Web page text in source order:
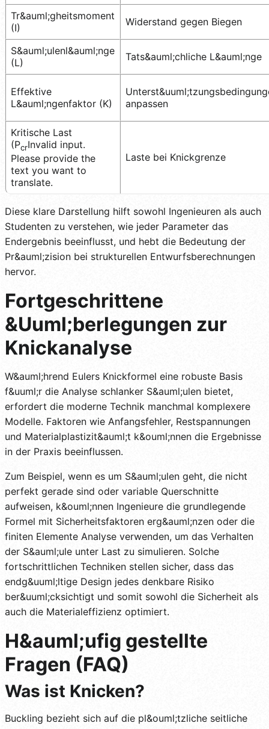
Tr&auml;gheitsmoment
(I)
Widerstand gegen Biegen
S&auml;ulenl&auml;nge
(L)
Tats&auml;chliche L&auml;nge
Effektive
L&auml;ngenfaktor (K)
anpassen
Kritische Last
(PcrInvalid input.
Please provide the
text you want to
translate.
Laste bei Knickgrenze
Diese klare Darstellung hilft sowohl Ingenieuren als auch
Studenten zu verstehen, wie jeder Parameter das
Endergebnis beeinflusst, und hebt die Bedeutung der
Pr&auml;zision bei strukturellen Entwurfsberechnungen
hervor.
Fortgeschrittene
&Uuml;berlegungen zur
Knickanalyse
W&auml;hrend Eulers Knickformel eine robuste Basis
f&uuml;r die Analyse schlanker S&auml;ulen bietet,
erfordert die moderne Technik manchmal komplexere
Modelle. Faktoren wie Anfangsfehler, Restspannungen
und Materialplastizit&auml;t k&ouml;nnen die Ergebnisse
in der Praxis beeinflussen.
Zum Beispiel, wenn es um S&auml;ulen geht, die nicht
perfekt gerade sind oder variable Querschnitte
aufweisen, k&ouml;nnen Ingenieure die grundlegende
Formel mit Sicherheitsfaktoren erg&auml;nzen oder die
finiten Elemente Analyse verwenden, um das Verhalten
der S&auml;ule unter Last zu simulieren. Solche
fortschrittlichen Techniken stellen sicher, dass das
endg&uuml;ltige Design jedes denkbare Risiko
ber&uuml;cksichtigt und somit sowohl die Sicherheit als
auch die Materialeffizienz optimiert.
H&auml;ufig gestellte
Fragen (FAQ)
Was ist Knicken?
Buckling bezieht sich auf die pl&ouml;tzliche seitliche